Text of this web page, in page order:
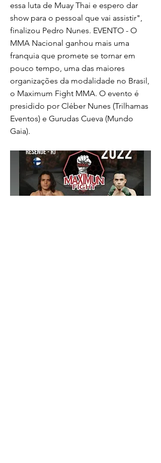
essa luta de Muay Thai e espero dar
show para o pessoal que vai assistir",
finalizou Pedro Nunes. EVENTO - O
MMA Nacional ganhou mais uma
franquia que promete se tornar em
pouco tempo, uma das maiores
organizações da modalidade no Brasil,
o Maximum Fight MMA. O evento é
presidido por Cléber Nunes (Trilhamas
Eventos) e Gurudas Cueva (Mundo
Gaia).